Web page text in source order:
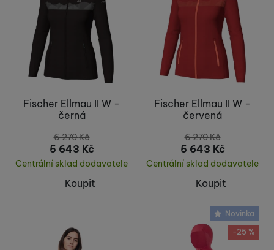
Fischer Ellmau II W -
černá
6 270Kč
5 643 Kč
Centrální sklad dodavatele
Koupit
Fischer Ellmau II W -
červená
6 270Kč
5 643 Kč
Centrální sklad dodavatele
Koupit
Novinka
-25 %